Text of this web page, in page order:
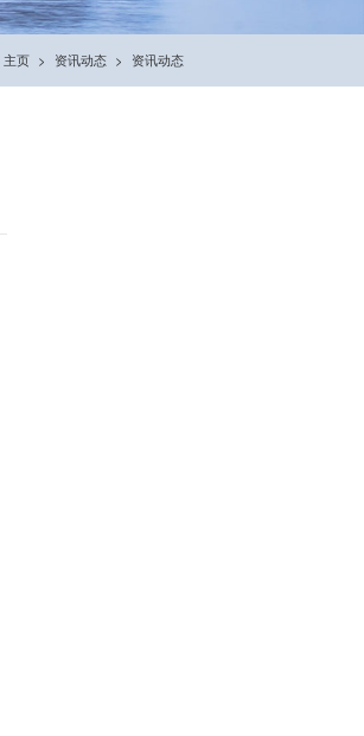
主页 资讯动态 资讯动态